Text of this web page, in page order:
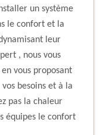
un système
le confort et la
leur
, nous vous
vous proposant
besoins et à la
pas la chaleur
équipes le confort